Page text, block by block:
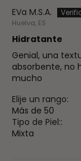
EVa M.S.A.
Huelva, ES
Hidratante
Genial, una
absorbente, no
mucho
Elije un rango:
Más de 50
Tipo de Piel::
Mixta